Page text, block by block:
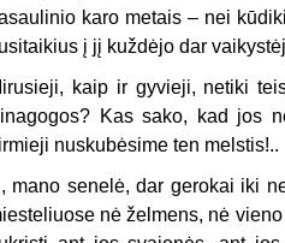
karo metais – nei
į jį kuždėjo dar
kaip ir gyvieji, netiki
Kas sako, kad jos
nuskubėsime ten melstis!..
mano senelė, dar gerokai iki
nė želmens, nė